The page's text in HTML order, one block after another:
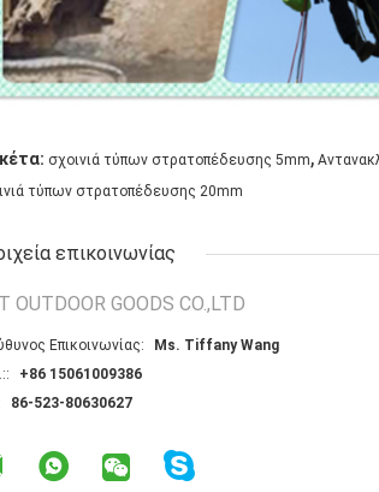
σχοινιά τύπων στρατοπέδευσης 5mm,
τύπων στρατοπέδευσης 20mm
επικοινωνίας
OUTDOOR GOODS CO.,LTD
Επικοινωνίας:
Ms. Tiffany Wang
+86 15061009386
86-523-80630627